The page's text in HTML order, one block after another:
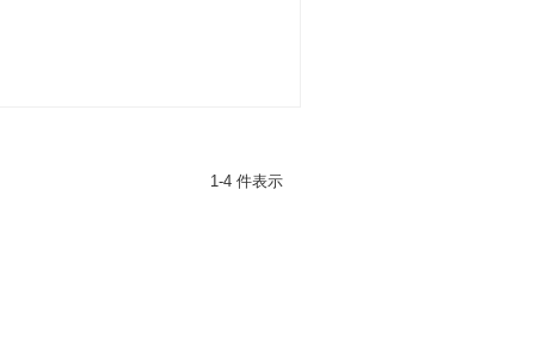
1-4 件表示